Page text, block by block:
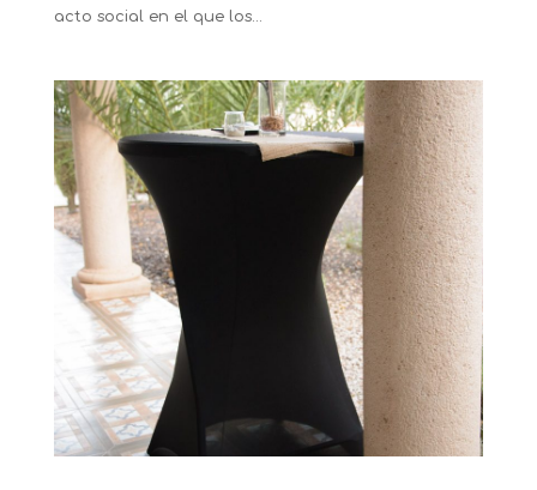
acto social en el que los...